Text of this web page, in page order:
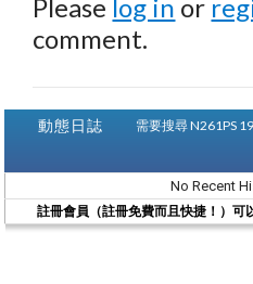
Please log in or
comment.
動態日誌 需要搜尋 N261PS
No Recent
註冊會員（註冊免費而且快捷！）可